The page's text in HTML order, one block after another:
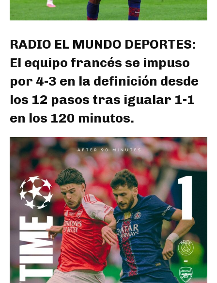
RADIO EL MUNDO DEPORTES:
El equipo francés se impuso
por 4-3 en la definición desde
los 12 pasos tras igualar 1-1
en los 120 minutos.